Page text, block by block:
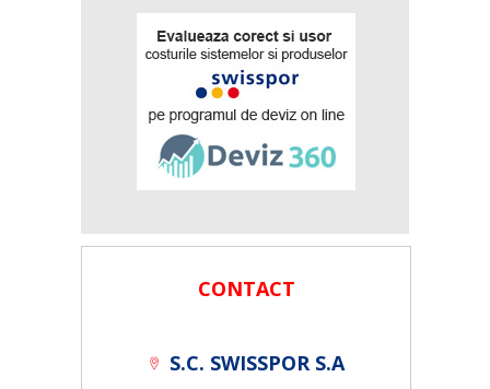
CONTACT
S.C. SWISSPOR S.A